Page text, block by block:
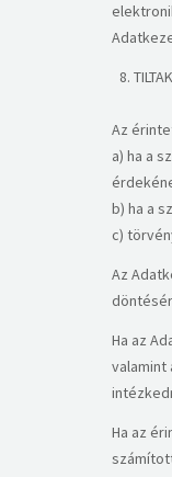
Az
a) ha a
b) ha a
c)
​Az
​Ha az
​Ha az